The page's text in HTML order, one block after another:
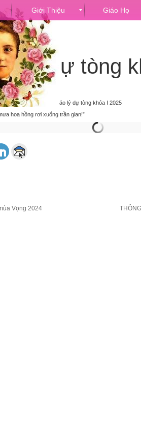
hoa hồng rơi xuống trần gian!”
Giới Thiệu Giáo Họ
lý dự tòng
Trình cần biết Lớp giáo lý dự tòng khóa I 2025
Vọng 2024